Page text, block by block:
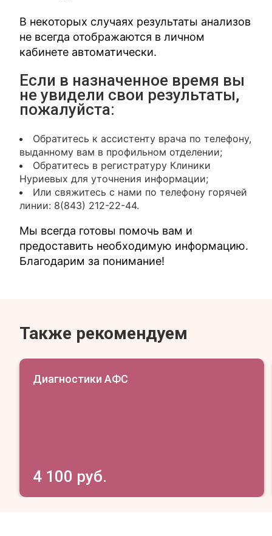
В некоторых случаях результаты анализов
не всегда отображаются в личном
кабинете автоматически.
Если в назначенное время вы
не увидели свои результаты,
пожалуйста:
Обратитесь к ассистенту врача по телефону,
выданному вам в профильном отделении;
Обратитесь в регистратуру Клиники
Нуриевых для уточнения информации;
Или свяжитесь с нами по телефону горячей
линии: 8(843) 212-22-44.
Мы всегда готовы помочь вам и
предоставить необходимую информацию.
Благодарим за понимание!
Также рекомендуем
Диагностики АФС
4 100 руб.